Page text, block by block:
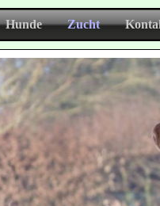
Hunde Zucht